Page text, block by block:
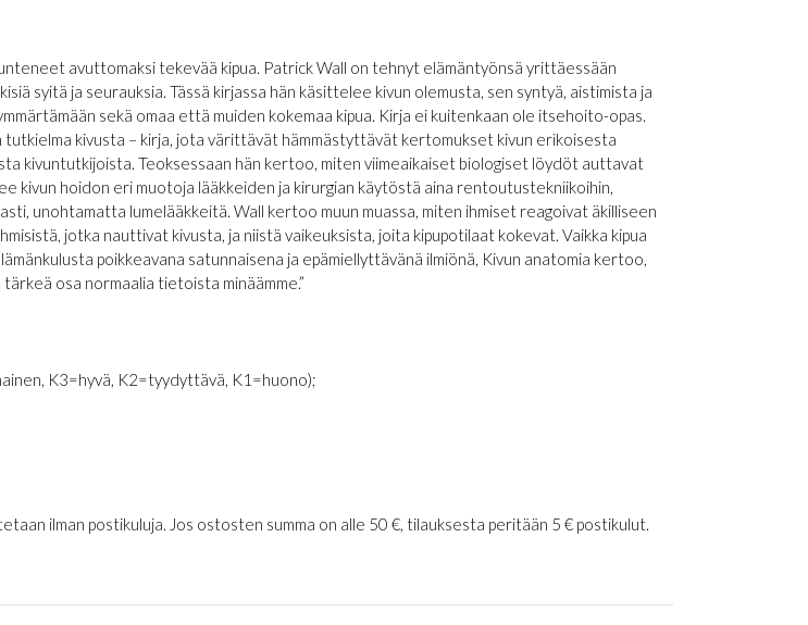
avuttomaksi tekevää kipua. Patrick Wall on tehnyt elämäntyönsä yrittäessään
syitä ja seurauksia. Tässä kirjassa hän käsittelee kivun olemusta, sen syntyä, aistimista ja
sekä omaa että muiden kokemaa kipua. Kirja ei kuitenkaan ole itsehoito-opas.
tutkielma kivusta – kirja, jota värittävät hämmästyttävät kertomukset kivun erikoisesta
kivuntutkijoista. Teoksessaan hän kertoo, miten viimeaikaiset biologiset löydöt auttavat
kivun hoidon eri muotoja lääkkeiden ja kirurgian käytöstä aina rentoutustekniikoihin,
unohtamatta lumelääkkeitä. Wall kertoo muun muassa, miten ihmiset reagoivat äkilliseen
jotka nauttivat kivusta, ja niistä vaikeuksista, joita kipupotilaat kokevat. Vaikka kipua
poikkeavana satunnaisena ja epämiellyttävänä ilmiönä, Kivun anatomia kertoo,
osa normaalia tietoista minäämme.”
K3=hyvä, K2=tyydyttävä, K1=huono);
ilman postikuluja. Jos ostosten summa on alle 50 €, tilauksesta peritään 5 € postikulut.